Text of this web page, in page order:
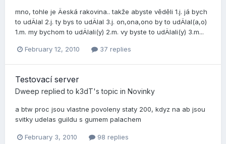
mno, tohle je Äeská rakovina.. takže abyste věděli 1.j. já bych
to udÄlal 2.j. ty bys to udÄlal 3.j. on,ona,ono by to udÄlal(a,o)
1.m. my bychom to udÄlali(y) 2.m. vy byste to udÄlali(y) 3.m...
February 12, 2010 37 replies
Testovací­ server
Dweep replied to k3dT's topic in Novinky
a btw proc jsou vlastne povoleny staty 200, kdyz na ab jsou
svitky udelas guildu s gumem palachem
February 3, 2010 98 replies